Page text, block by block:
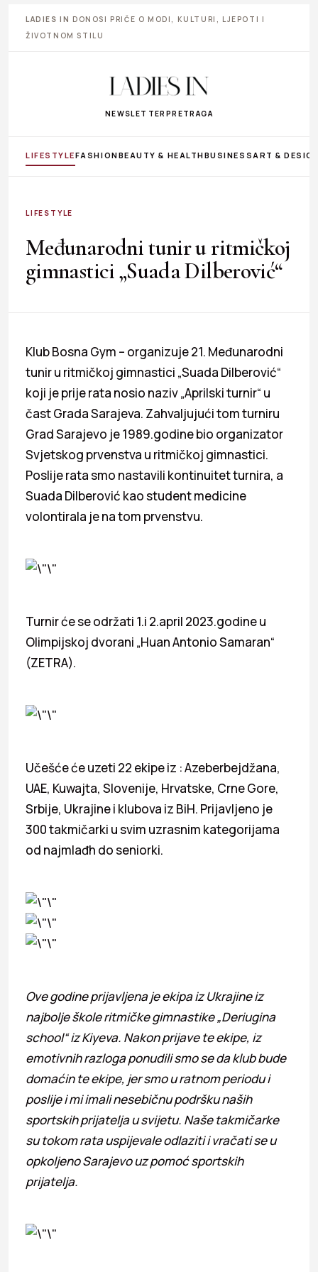
LADIES IN DONOSI PRIČE O MODI, KULTURI, LJEPOTI I
ŽIVOTNOM STILU
NEWSLETTER PRETRAGA
LIFESTYLEFASHIONBEAUTY & HEALTHBUSINESS ART &
LIFESTYLE
Međunarodni tunir u ritmičkoj
gimnastici „Suada Dilberović“
Klub Bosna Gym – organizuje 21. Međunarodni
tunir u ritmičkoj gimnastici „Suada Dilberović“
koji je prije rata nosio naziv „Aprilski turnir“ u
čast Grada Sarajeva. Zahvaljujući tom turniru
Grad Sarajevo je 1989.godine bio organizator
Svjetskog prvenstva u ritmičkoj gimnastici.
Poslije rata smo nastavili kontinuitet turnira, a
Suada Dilberović kao student medicine
volontirala je na tom prvenstvu.
Turnir će se održati 1.i 2.april 2023.godine u
Olimpijskoj dvorani „Huan Antonio Samaran“
(ZETRA).
Učešće će uzeti 22 ekipe iz : Azeberbejdžana,
UAE, Kuwajta, Slovenije, Hrvatske, Crne Gore,
Srbije, Ukrajine i klubova iz BiH. Prijavljeno je
300 takmičarki u svim uzrasnim kategorijama
od najmlađh do seniorki.
Ove godine prijavljena je ekipa iz Ukrajine iz
najbolje škole ritmičke gimnastike „Deriugina
school“ iz Kiyeva. Nakon prijave te ekipe, iz
emotivnih razloga ponudili smo se da klub bude
domaćin te ekipe, jer smo u ratnom periodu i
poslije i mi imali nesebičnu podršku naših
sportskih prijatelja u svijetu. Naše takmičarke
su tokom rata uspijevale odlaziti i vračati se u
opkoljeno Sarajevo uz pomoć sportskih
prijatelja.